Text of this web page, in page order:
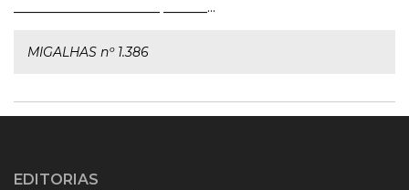
____________________ ______...
MIGALHAS nº 1.386
EDITORIAS